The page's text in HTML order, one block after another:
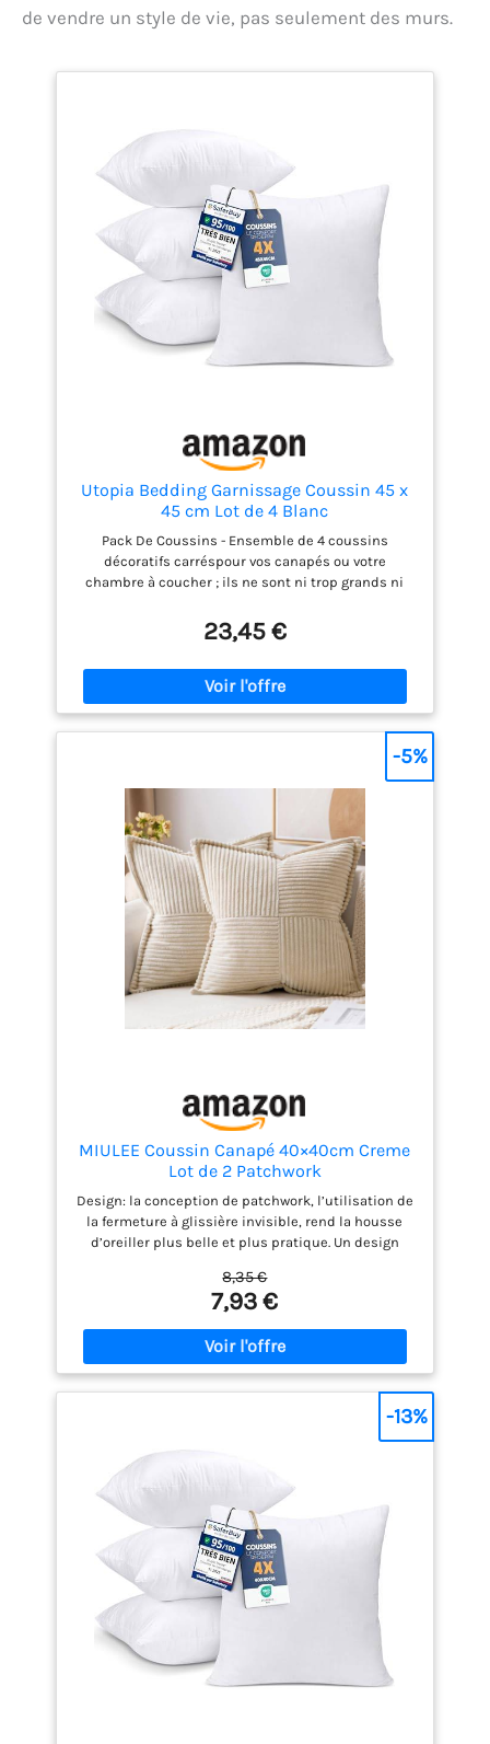
de vendre un style de vie, pas seulement des murs.
Utopia Bedding Garnissage Coussin 45 x
45 cm Lot de 4 Blanc
Pack De Coussins - Ensemble de 4 coussins
décoratifs carréspour vos canapés ou votre
chambre à coucher ; ils ne sont ni trop grands ni
chaleureuse Emballage - Nos coussins sont
emballés de manière comprimée et scellés sous
vide dans un sac en polyéthylène pour l'expédition,
ils peuvent sembler être un seul grand coussin
Dimensions - Chaque coussin intérieur mesure 45 x
45 cm Remplissage En Fibres - Le remplissage en
silicone souple ne leur donnera jamais l'air creux
seulement à des fins esthétiques, mais ils vous
donnent également un sentiment de détente et
aident à créer une atmosphère confortable
23,45 €
MIULEE Coussin Canapé 40×40cm Creme
Lot de 2 Patchwork
Design: la conception de patchwork, l’utilisation de
la fermeture à glissière invisible, rend la housse
d’oreiller plus belle et plus pratique. Un design
de coussin plus attrayante. Tissu : La housse de
coussin est fabriquée en velours côtelé de haute
qualité pour le confort et la durabilité. Taille : 40 x
40 cm. Veuillez tenir compte d'un écart de 1 à 2 cm,
car il est coupé et cousu à la main. Où utiliser :
Cette taie d'oreiller décorative peut être utilisée
dans de nombreux endroits tels que canapés,
fauteuils, salons, chambres à coucher, bureaux ou
cafés. Note : Pack de deux, insert d'oreiller non
inclus. Laver en machine à basse température, ne
pas blanchir. En raison des différents angles de
caméra et de l'éclairage, il y aura de légères
différences de couleur dans le produit.
8,35 €
7,93 €
-5%
-13%